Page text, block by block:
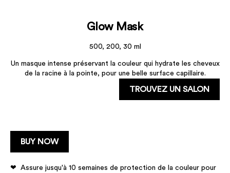
Glow Mask
500, 200, 30 ml
Un masque intense préservant la couleur qui hydrate les cheveux
de la racine à la pointe, pour une belle surface capillaire.
TROUVEZ UN SALON
BUY NOW
Assure jusqu'à 10 semaines de protection de la couleur pour